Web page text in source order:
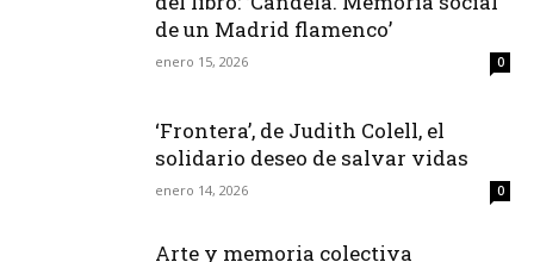
de un Madrid flamenco’
enero 15, 2026 0
‘Frontera’, de Judith Colell, el
solidario deseo de salvar vidas
enero 14, 2026 0
Arte y memoria colectiva